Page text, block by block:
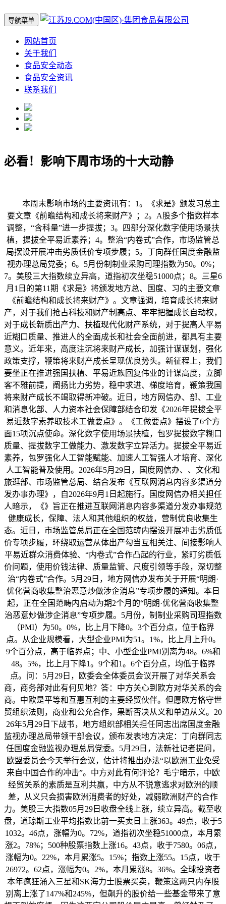
导航菜单
网站首页
关于我们
食品安全动态
食品安全资讯
联系我们
必看！影响下周市场的十大动静
本周末影响市场的主要资讯有：1。《求是》颁发习总主
要文章《前瞻结构和成长将来财产》；2。A股多个指数样本
调整，“含科量”进一步提拔；3。四部分深化数字使用场景扶
植，提拔全平易近素养；4。整治“内卷式”合作，市场监管总
局摆设开展冲击劣质低价专项步履；5。丁向群任国度金融监
视办理总局党委；6。5月份制制业采购司理指数为50。0%；
7。美股三大指数续立异高，道指初次坐稳51000点；8。三星6
月1日的第11期《求是》将颁发地方总、国度、习的主要文章
《前瞻结构和成长将来财产》。文章强调，培育成长将来财
产，对于我们抢占科技和财产制高点、牢牢把握成长自动权，
对于成长新质出产力、扶植现代化财产系统，对于提高人平易
近糊口质量、推进人的全面成长和社会全面前进，都具有主要
意义。近年来，高度注沉将来财产成长，加强计谋谋划，强化
政策支撑，鞭策将来财产成长呈现优良势头。新征程上，我们
要坐正在推进强国扶植、平易近族回复伟业的计谋高度，立脚
客不雅前提，阐扬比力劣势，稳中求进、梯度培育，鞭策我国
将来财产成长不竭取得新冲破。近日，地方网信办、部、工业
和消息化部、人力资本社会保障部结合印发《2026年提拔全平
易近数字素养取技术工做要点》。《工做要点》摆设了6个方
面15项沉点使命。深化数字使用场景扶植，包罗提拔数字糊口
质量、提拔数字工做能力、激发数字立异活力。提拔全平易近
素养，包罗强化人工智能赋能、加速人工智强人才培育、深化
人工智能普及使用。2026年5月29日，国度网信办、、文化和
旅逛部、市场监管总局、结合发布《互联网消息内容多渠道分
发办事办理》，自2026年9月1日起施行。国度网信办相关担任
人暗示，《》旨正在推进互联网消息内容多渠道分发办事规范
健康成长，保障、法人和其他组织的权益，营制优良收集生
态。近日，市场监管总局正在全国范畴内摆设开展冲击劣质低
价专项步履，环绕取运营从体出产勾当互相关注、间接影响人
平易近群众消费体验、“内卷式”合作凸起的行业，紧盯劣质低
价问题，使用价钱法律、质量监管、尺度引领等手段，深切整
治“内卷式”合作。5月29日，地方网信办发布关于开展“明朗·
优化营商收集整治恶意炒做涉企消息”专项步履的通知。本日
起，正在全国范畴内启动为期2个月的“明朗·优化营商收集整
治恶意炒做涉企消息”专项步履。5月份，制制业采购司理指数
（PMI）为50。0%，比上月下降0。3个百分点，位于临界
点。从企业规模看，大型企业PMI为51。1%，比上月上升0。
9个百分点，高于临界点；中、小型企业PMI别离为48。6%和
48。5%，比上月下降1。9个和1。6个百分点，均低于临界
点。问：5月29日，欧委会全体委员会议开展了对华关系会
商，商务部对此有何见地？答：中方关心到欧方对华关系的会
商。中欧是平等和互惠互利的主要经贸伙伴。但愿欧方恪守世
贸组织法则，商业和公允合作，果断否决从义和单边从义。20
26年5月29日下战书，地方组织部相关担任同志出席国度金融
监视办理总局带领干部会议，颁布发表地方决定：丁向群同志
任国度金融监视办理总局党委。5月29日，法新社记者提问，
欧盟委员会今天举行会议，估计将推出办法“以欧洲工业免受
来自中国合作的冲击”。中方对此有何评论？毛宁暗示，中欧
经贸关系的素质是互利共赢，中方从不锐意逃求对欧洲的顺
差，从义只会损害欧洲消费者的好处，减弱欧洲财产的合作
力。美股三大指数05月29日收盘全线上涨，续立异高。截至收
盘，道琼斯工业平均指数比前一买卖日上涨363。49点，收于5
1032。46点，涨幅为0。72%，道指初次坐稳51000点，本月累
涨2。78%；500种股票指数上涨16。43点，收于7580。06点，
涨幅为0。22%，本月累涨5。15%；指数上涨55。15点，收于
26972。62点，涨幅为0。2%，本月累涨8。36%。全球投资者
本年疯狂涌入三星和SK海力士股票买卖，鞭策这两只内存股
别离上涨了147%和245%，但飙升的股价给一些基金带来了意